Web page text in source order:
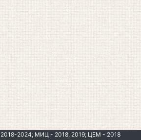
2024; МИЦ - 2018, 2019; ЦЕМ - 2018